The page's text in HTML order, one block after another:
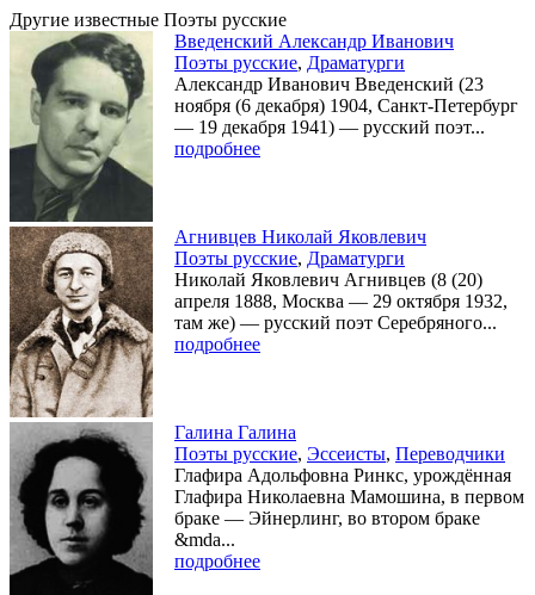
Другие известные Поэты русские
Введенский Александр Иванович
Поэты русские, Драматурги
Александр Иванович Введенский (23
ноября (6 декабря) 1904, Санкт-Петербург
— 19 декабря 1941) — русский поэт...
подробнее
Агнивцев Николай Яковлевич
Поэты русские, Драматурги
Николай Яковлевич Агнивцев (8 (20)
апреля 1888, Москва — 29 октября 1932,
там же) — русский поэт Серебряного...
подробнее
Галина Галина
Поэты русские, Эссеисты, Переводчики
Глафира Адольфовна Ринкс, урождённая
Глафира Николаевна Мамошина, в первом
браке — Эйнерлинг, во втором браке
&mda...
подробнее